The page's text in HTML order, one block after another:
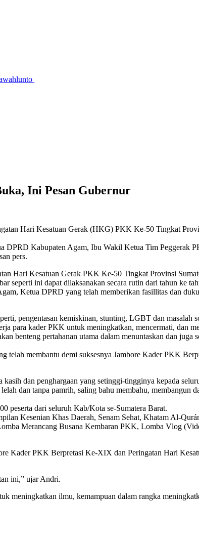
Ini Pesan Gubernur
Hari Kesatuan Gerak (HKG) PKK Ke-50 Tingkat
DPRD Kabupaten Agam, Ibu Wakil Ketua Tim Peggerak
pers.
Hari Kesatuan Gerak PKK Ke-50 Tingkat Provinsi
seperti ini dapat dilaksanakan secara rutin dari tahun ke
Ketua DPRD yang telah memberikan fasillitas dan
pengentasan kemiskinan, stunting, LGBT dan masalah
para kader PKK untuk meningkatkan, mencermati, dan
benteng pertahanan utama dalam menuntaskan dan juga
telah membantu demi suksesnya Jambore Kader PKK
dan penghargaan yang setinggi-tingginya kepada
dan tanpa pamrih, saling bahu membahu, membangun
dari seluruh Kab/Kota se-Sumatera Barat.
Kesenian Khas Daerah, Senam Sehat, Khatam Al-
Merancang Busana Kembaran PKK, Lomba Vlog
Kader PKK Berpretasi Ke-XIX dan Peringatan Hari
ini,” ujar Andri.
meningkatkan ilmu, kemampuan dalam rangka